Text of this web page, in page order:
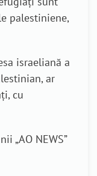
palestiniene,
israeliană a
ar
cu
„AO NEWS”